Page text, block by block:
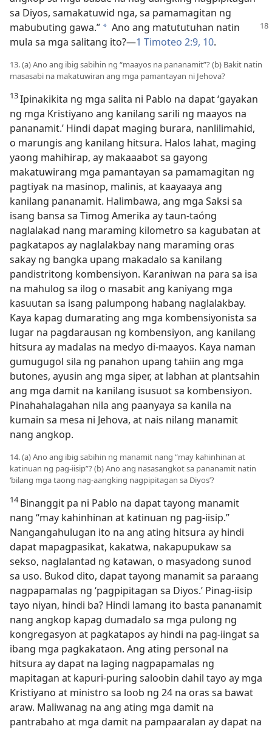
sa Diyos, samakatuwid nga, sa pamamagitan ng
mabubuting gawa.” * Ano ang matututuhan natin
mula sa mga salitang ito?​—1 Timoteo 2:9, 10.
13. (a) Ano ang ibig sabihin ng “maayos na pananamit”? (b) Bakit natin
masasabi na makatuwiran ang mga pamantayan ni Jehova?
13Ipinakikita ng mga salita ni Pablo na dapat ‘gayakan
ng mga Kristiyano ang kanilang sarili ng maayos na
pananamit.’ Hindi dapat maging burara, nanlilimahid,
o marungis ang kanilang hitsura. Halos lahat, maging
yaong mahihirap, ay makaaabot sa gayong
makatuwirang mga pamantayan sa pamamagitan ng
pagtiyak na masinop, malinis, at kaayaaya ang
kanilang pananamit. Halimbawa, ang mga Saksi sa
isang bansa sa Timog Amerika ay taun-taóng
naglalakad nang maraming kilometro sa kagubatan at
pagkatapos ay naglalakbay nang maraming oras
sakay ng bangka upang makadalo sa kanilang
pandistritong kombensiyon. Karaniwan na para sa isa
na mahulog sa ilog o masabit ang kaniyang mga
kasuutan sa isang palumpong habang naglalakbay.
Kaya kapag dumarating ang mga kombensiyonista sa
lugar na pagdarausan ng kombensiyon, ang kanilang
hitsura ay madalas na medyo di-maayos. Kaya naman
gumugugol sila ng panahon upang tahiin ang mga
butones, ayusin ang mga siper, at labhan at plantsahin
ang mga damit na kanilang isusuot sa kombensiyon.
Pinahahalagahan nila ang paanyaya sa kanila na
kumain sa mesa ni Jehova, at nais nilang manamit
nang angkop.
14. (a) Ano ang ibig sabihin ng manamit nang “may kahinhinan at
katinuan ng pag-iisip”? (b) Ano ang nasasangkot sa pananamit natin
‘bilang mga taong nag-aangking nagpipitagan sa Diyos’?
14Binanggit pa ni Pablo na dapat tayong manamit
nang “may kahinhinan at katinuan ng pag-iisip.”
Nangangahulugan ito na ang ating hitsura ay hindi
dapat mapagpasikat, kakatwa, nakapupukaw sa
sekso, naglalantad ng katawan, o masyadong sunod
sa uso. Bukod dito, dapat tayong manamit sa paraang
nagpapamalas ng ‘pagpipitagan sa Diyos.’ Pinag-iisip
tayo niyan, hindi ba? Hindi lamang ito basta pananamit
nang angkop kapag dumadalo sa mga pulong ng
kongregasyon at pagkatapos ay hindi na pag-iingat sa
ibang mga pagkakataon. Ang ating personal na
hitsura ay dapat na laging nagpapamalas ng
mapitagan at kapuri-puring saloobin dahil tayo ay mga
Kristiyano at ministro sa loob ng 24 na oras sa bawat
araw. Maliwanag na ang ating mga damit na
pantrabaho at mga damit na pampaaralan ay dapat na